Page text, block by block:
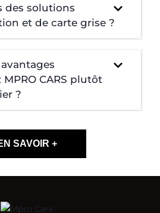
des solutions
et de carte grise ?
MPRO CARS plutôt
?
SAVOIR +